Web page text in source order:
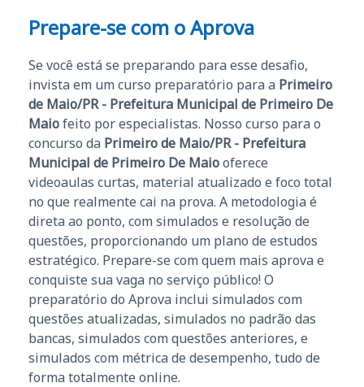
Prepare-se com o Aprova
Se você está se preparando para esse desafio,
invista em um curso preparatório para a Primeiro
de Maio/PR - Prefeitura Municipal de Primeiro De
Maiofeito por especialistas. Nosso curso para o
concurso da Primeiro de Maio/PR - Prefeitura
Municipal de Primeiro De Maiooferece
videoaulas curtas, material atualizado e foco total
no que realmente cai na prova. A metodologia é
direta ao ponto, com simulados e resolução de
questões, proporcionando um plano de estudos
estratégico. Prepare-se com quem mais aprova e
conquiste sua vaga no serviço público! O
preparatório do Aprova inclui simulados com
questões atualizadas, simulados no padrão das
bancas, simulados com questões anteriores, e
simulados com métrica de desempenho, tudo de
forma totalmente online.